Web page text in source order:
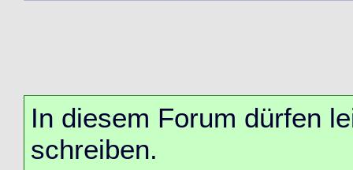
In diesem Forum dürfen
schreiben.